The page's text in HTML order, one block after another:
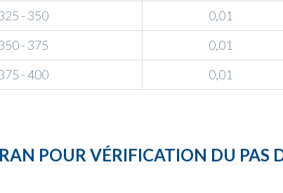
- 350 0,01
- 375 0,01
- 400 0,01
POUR VÉRIFICATION DU PAS